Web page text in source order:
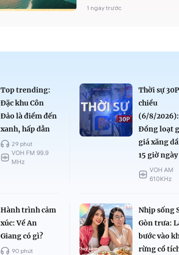
1 ngày trước
Top trending:
Đặc khu Côn
Đảo là điểm đến
xanh, hấp dẫn
29 phút
VOH FM 99.9
MHz
Thời sự 30P
chiều
(6/8/2026):
Đồng loạt
giá xăng
15 giờ
VOH AM
610KHz
Hành trình cảm
xúc: Về An
Giang có gì?
90 phút
Nhịp sống
Gòn trưa:
bước vào
rừng cổ